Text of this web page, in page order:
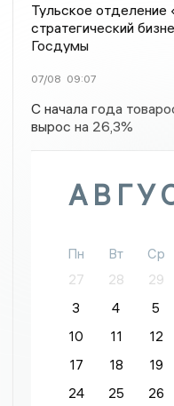
Тульское
стратегический
Госдумы
07/08 09:07
С начала года
вырос на 26,3%
Пн Вт Ср
27
28 29
3
4 5
10
11 12
17
18 19
24
25 26